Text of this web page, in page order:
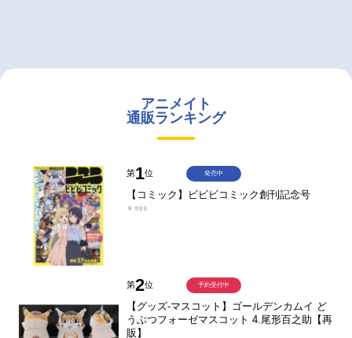
アニメイト
通販ランキング
第1位
【コミック】ビビビコミック創刊記念号
￥935
発売中
第2位
【グッズ-マスコット】ゴールデンカムイ ど
うぶつフォーゼマスコット 4.尾形百之助【再
販】
予約受付中